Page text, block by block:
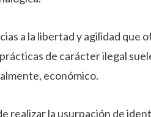
a la libertad y agilidad que
de carácter ilegal
económico.
realizar la usurpación de